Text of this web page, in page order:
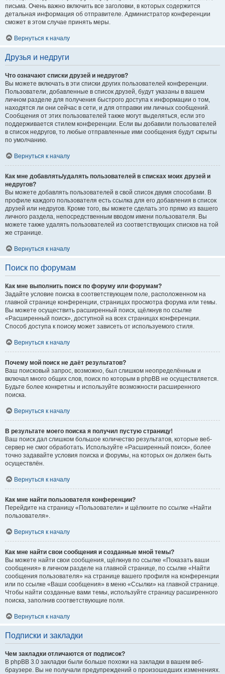
письма. Очень важно включить все заголовки, в которых содержится
детальная информация об отправителе. Администратор конференции
сможет в этом случае принять меры.
Вернуться к началу
Друзья и недруги
Что означают списки друзей и недругов?
Вы можете включать в эти списки других пользователей конференции.
Пользователи, добавленные в список друзей, будут указаны в вашем
личном разделе для получения быстрого доступа к информации о том,
находятся ли они сейчас в сети, и для отправки им личных сообщений.
Сообщения от этих пользователей также могут выделяться, если это
поддерживается стилем конференции. Если вы добавили пользователей
в список недругов, то любые отправленные ими сообщения будут скрыты
по умолчанию.
Вернуться к началу
Как мне добавлять/удалять пользователей в списках моих друзей и
недругов?
Вы можете добавлять пользователей в свой список двумя способами. В
профиле каждого пользователя есть ссылка для его добавления в список
друзей или недругов. Кроме того, вы можете сделать это прямо из вашего
личного раздела, непосредственным вводом имени пользователя. Вы
можете также удалять пользователей из соответствующих списков на той
же странице.
Вернуться к началу
Поиск по форумам
Как мне выполнить поиск по форуму или форумам?
Задайте условие поиска в соответствующем поле, расположенном на
главной странице конференции, страницах просмотра форума или темы.
Вы можете осуществить расширенный поиск, щёлкнув по ссылке
«Расширенный поиск», доступной на всех страницах конференции.
Способ доступа к поиску может зависеть от используемого стиля.
Вернуться к началу
Почему мой поиск не даёт результатов?
Ваш поисковый запрос, возможно, был слишком неопределённым и
включал много общих слов, поиск по которым в phpBB не осуществляется.
Будьте более конкретны и используйте возможности расширенного
поиска.
Вернуться к началу
В результате моего поиска я получил пустую страницу!
Ваш поиск дал слишком большое количество результатов, которые веб-
сервер не смог обработать. Используйте «Расширенный поиск», более
точно задавайте условия поиска и форумы, на которых он должен быть
осуществлён.
Вернуться к началу
Как мне найти пользователя конференции?
Перейдите на страницу «Пользователи» и щёлкните по ссылке «Найти
пользователя».
Вернуться к началу
Как мне найти свои сообщения и созданные мной темы?
Вы можете найти свои сообщения, щёлкнув по ссылке «Показать ваши
сообщения» в личном разделе на главной странице, по ссылке «Найти
сообщения пользователя» на странице вашего профиля на конференции
или по ссылке «Ваши сообщения» в меню «Ссылки» на главной странице.
Чтобы найти созданные вами темы, используйте страницу расширенного
поиска, заполнив соответствующие поля.
Вернуться к началу
Подписки и закладки
Чем закладки отличаются от подписок?
В phpBB 3.0 закладки были больше похожи на закладки в вашем веб-
браузере. Вы не получали предупреждений о произошедших изменениях.